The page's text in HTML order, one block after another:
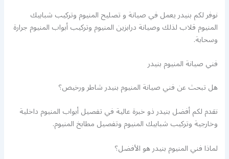
نوفر لكم بنيدر يعمل في صيانة و تصليح المنيوم وتركيب شبابيك
المنيوم قلاب لذلك وصيانة درابزين المنيوم وتركيب أبواب المنيوم جرارة
وسحابة.
فني صيانة المنيوم بنيدر
هل تبحث عن فني صيانة المنيوم بنيدر شاطر ورخيص؟
نقدم لكم أفضل بنيدر ذو خبرة عالية في تفصيل أبواب المنيوم داخلية
وخارجية وتركيب شبابيك المنيوم وتفصيل مطابخ المنيوم.
لماذا فني المنيوم بنيدر هو الأفضل؟